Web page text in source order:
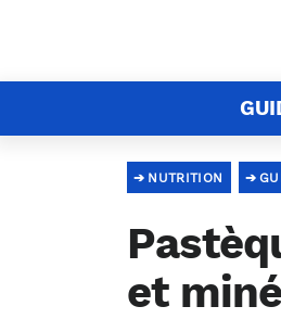
NUTRITION
et